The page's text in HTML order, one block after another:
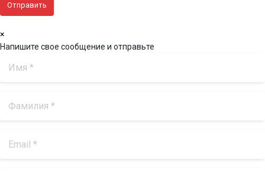
×
Напишите свое сообщение и отправьте